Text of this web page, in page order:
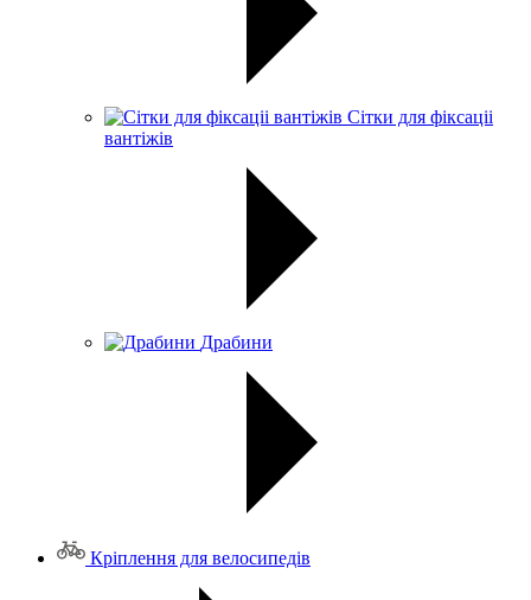
Сітки для фіксаціі
вантіжів
Драбини
Кріплення для велосипедів